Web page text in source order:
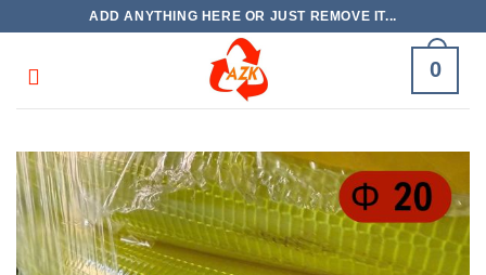
content
ADD ANYTHING HERE OR JUST REMOVE IT...
0